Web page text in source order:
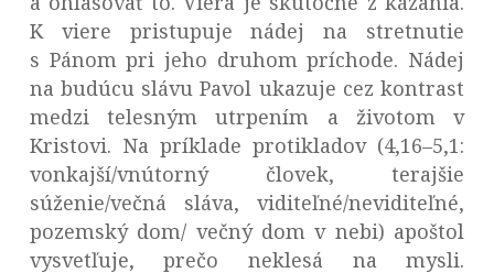
K viere pristupuje nádej na stretnutie
s Pánom pri jeho druhom príchode. Nádej
na budúcu slávu Pavol ukazuje cez kontrast
medzi telesným utrpením a životom v
Kristovi. Na príklade protikladov (4,16–5,1:
vonkajší/vnútorný človek, terajšie
súženie/večná sláva, viditeľné/neviditeľné,
pozemský dom/ večný dom v nebi) apoštol
vysvetľuje, prečo neklesá na mysli.